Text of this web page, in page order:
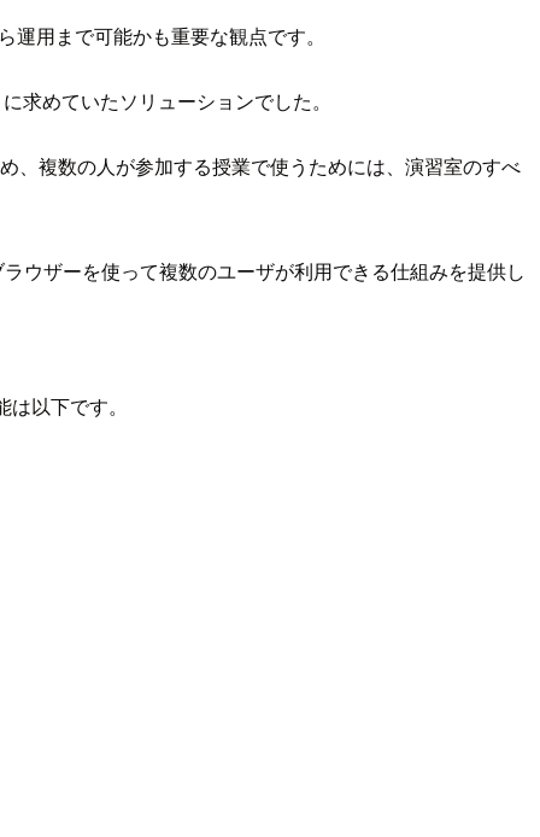
用まで可能かも重要な観点です。
求めていたソリューションでした。
、複数の人が参加する授業で使うためには、演習室のすべ
ウザーを使って複数のユーザが利用できる仕組みを提供し
以下です。